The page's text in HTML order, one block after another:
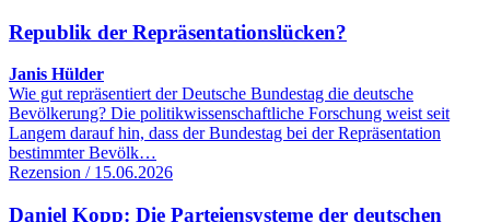
Republik der Repräsentationslücken?
Janis Hülder
Wie gut repräsentiert der Deutsche Bundestag die deutsche
Bevölkerung? Die politikwissenschaftliche Forschung weist seit
Langem darauf hin, dass der Bundestag bei der Repräsentation
bestimmter Bevölk…
Rezension / 15.06.2026
Daniel Kopp: Die Parteiensysteme der deutschen